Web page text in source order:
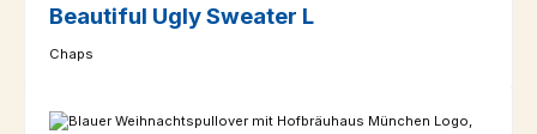
Beautiful Ugly Sweater L
Chaps
Bildergalerie überspringen